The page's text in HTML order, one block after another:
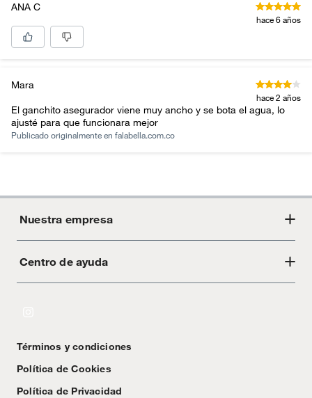
ANA C
hace 6 años
Mara
hace 2 años
El ganchito asegurador viene muy ancho y se bota el agua, lo
ajusté para que funcionara mejor
Publicado originalmente en falabella.com.co
Nuestra empresa
Acerca de Crate
Centro de ayuda
Textos Legales
Términos y condiciones
Política de Cookies
Política de Privacidad